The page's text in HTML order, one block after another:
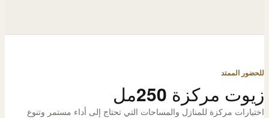
للحضور الممتد
زيوت مركزة 250مل
اختيارات مركزة للمنازل والمساحات التي تحتاج إلى أداء مستمر وتنوع